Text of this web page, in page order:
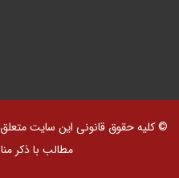
© کلیه حقوق قانونی این سایت متعلق
مطالب با ذکر